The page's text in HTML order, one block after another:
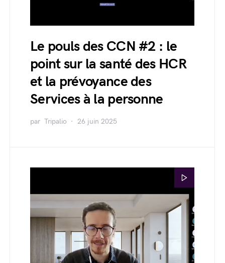
Le pouls des CCN #2 : le
point sur la santé des HCR
et la prévoyance des
Services à la personne
par Tripalio 26 juin 2025